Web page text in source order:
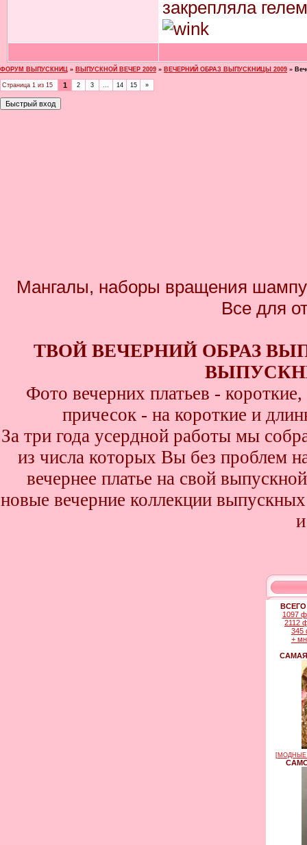
закрепляла
ФОРУМ ВЫПУСКНИЦ » ВЫПУСКНОЙ ВЕЧЕР 2009 » ВЕЧЕРНИЙ ОБРАЗ ВЫПУСКНИЦЫ 2009 »
Страница 1 из 15 1 2 3 … 14 15 »
Мангалы, наборы вращения
Все для
ТВОЙ ВЕЧЕРНИЙ ОБРАЗ
Фото вечерних платьев -
причесок - на короткие и
За три года усердной работы мы
из числа которых Вы без проблем
вечернее платье на свой
новые вечерние коллекции
1097
2112
345
+
[МОДНЫЕ